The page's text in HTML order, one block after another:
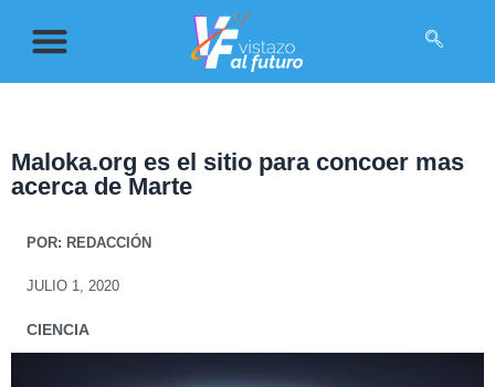
Maloka.org es el sitio para concoer mas
acerca de Marte
POR: REDACCIÓN
JULIO 1, 2020
CIENCIA